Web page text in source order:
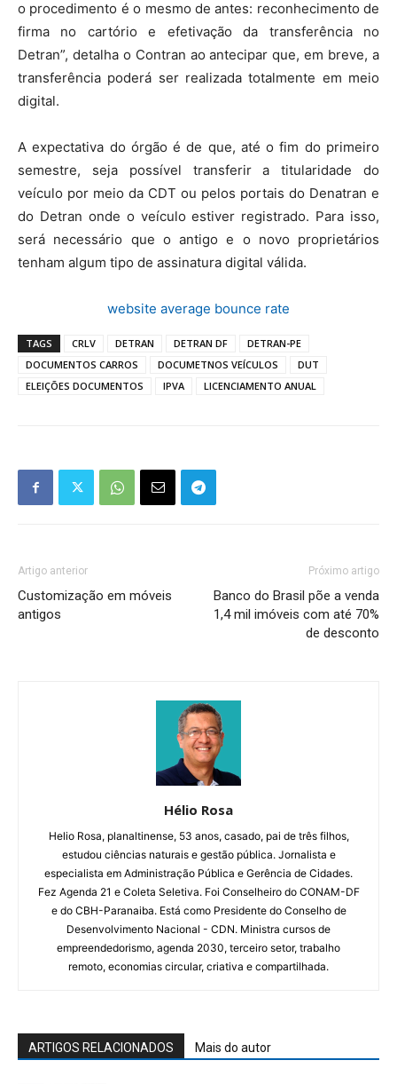
o procedimento é o mesmo de antes: reconhecimento de
firma no cartório e efetivação da transferência no
Detran”, detalha o Contran ao antecipar que, em breve, a
transferência poderá ser realizada totalmente em meio
digital.
A expectativa do órgão é de que, até o fim do primeiro
semestre, seja possível transferir a titularidade do
veículo por meio da CDT ou pelos portais do Denatran e
do Detran onde o veículo estiver registrado. Para isso,
será necessário que o antigo e o novo proprietários
tenham algum tipo de assinatura digital válida.
website average bounce rate
TAGS CRLV DETRAN DETRAN DF
DETRAN-PE
DOCUMENTOS CARROS
DOCUMETNOS VEÍCULOS
DUT
ELEIÇÕES DOCUMENTOS
IPVA LICENCIAMENTO ANUAL
Artigo anterior
Customização em móveis
antigos
Próximo artigo
Banco do Brasil põe a venda
1,4 mil imóveis com até 70%
de desconto
Hélio Rosa
Helio Rosa, planaltinense, 53 anos, casado, pai de três filhos,
estudou ciências naturais e gestão pública. Jornalista e
especialista em Administração Pública e Gerência de Cidades.
Fez Agenda 21 e Coleta Seletiva. Foi Conselheiro do CONAM-DF
e do CBH-Paranaiba. Está como Presidente do Conselho de
Desenvolvimento Nacional - CDN. Ministra cursos de
empreendedorismo, agenda 2030, terceiro setor, trabalho
remoto, economias circular, criativa e compartilhada.
ARTIGOS RELACIONADOS Mais do autor